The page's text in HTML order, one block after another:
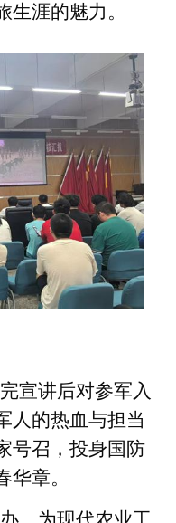
涯的魅力。
宣讲后对参军入
人的热血与担当
号召，投身国防
章。